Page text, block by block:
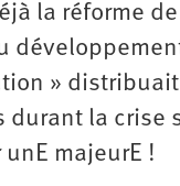
la réforme
»
la crise
majeurE !